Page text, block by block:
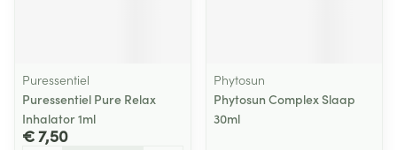
Puressentiel
Puressentiel Pure Relax
Inhalator 1ml
€ 7,50
Phytosun
Phytosun Complex Slaap
30ml